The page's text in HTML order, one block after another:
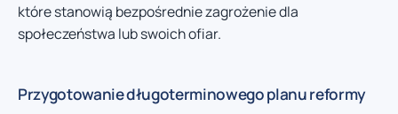
które stanowią bezpośrednie zagrożenie dla
społeczeństwa lub swoich ofiar.
Przygotowanie długoterminowego planu reformy